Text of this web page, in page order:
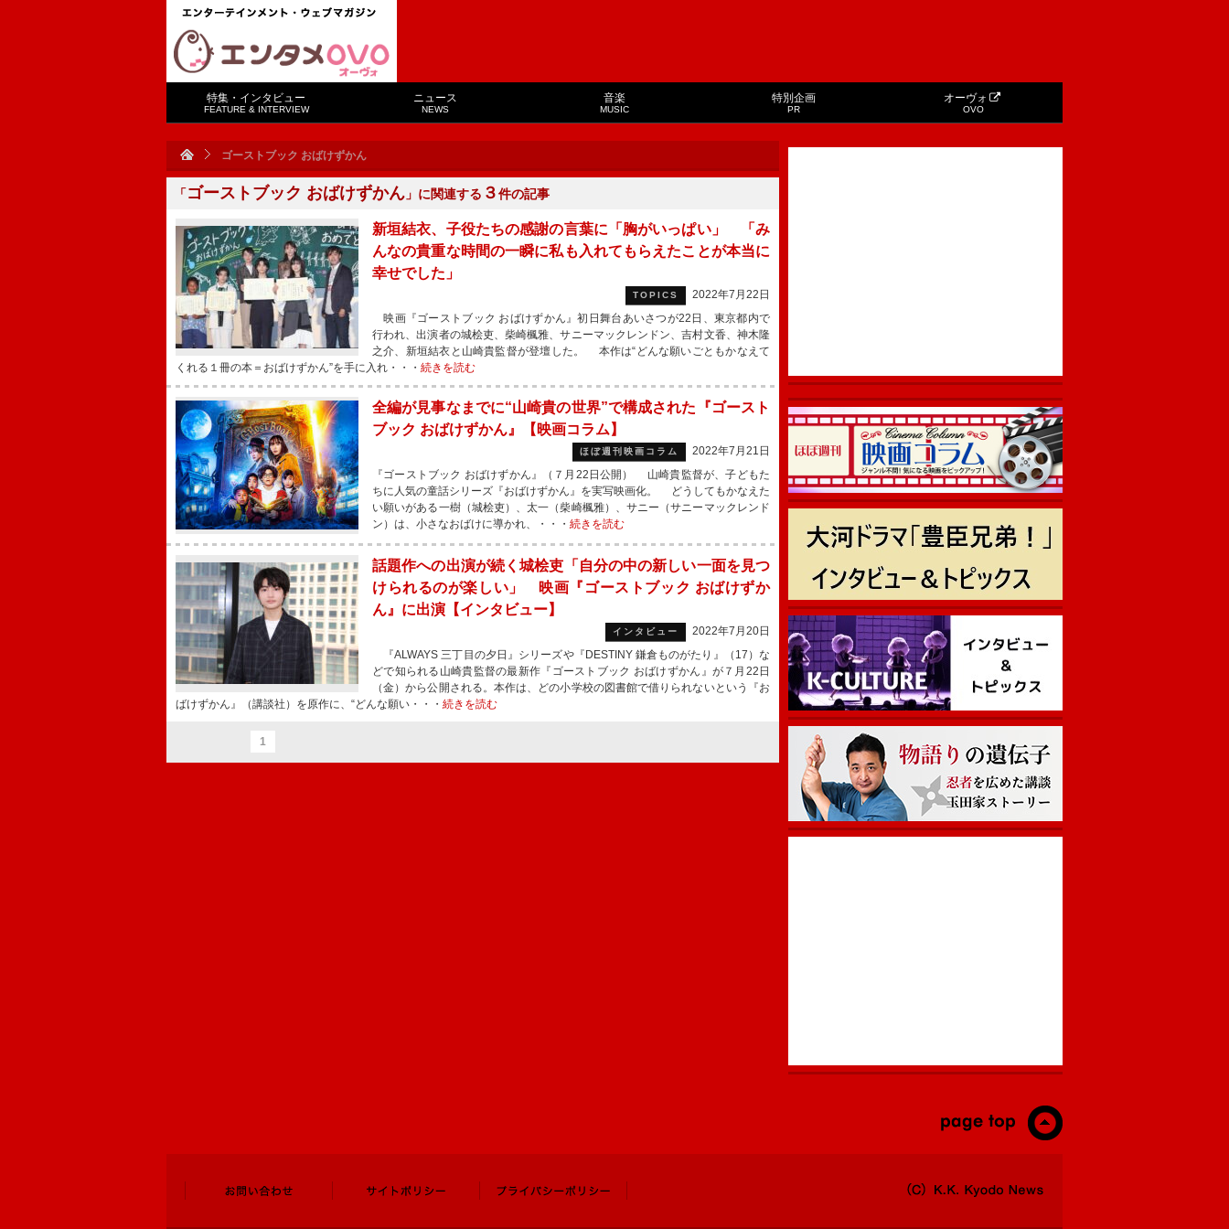
特集・インタビュー
FEATURE & INTERVIEW
ニュース
NEWS
音楽
MUSIC
特別企画
PR
オーヴォ
OVO
ゴーストブック おばけずかん
「ゴーストブック おばけずかん 」に関連する ３件の記事
新垣結衣、子役たちの感謝の言葉に「胸がいっぱい」 「み
んなの貴重な時間の一瞬に私も入れてもらえたことが本当に
幸せでした」
TOPICS
2022年7月22日
映画『ゴーストブック おばけずかん』初日舞台あいさつが22日、東京都内で
行われ、出演者の城桧吏、柴崎楓雅、サニーマックレンドン、吉村文香、神木隆
之介、新垣結衣と山崎貴監督が登壇した。 本作は“どんな願いごともかなえて
くれる１冊の本＝おばけずかん”を手に入れ・・・ 続きを読む
全編が見事なまでに“山崎貴の世界”で構成された『ゴースト
ブック おばけずかん』【映画コラム】
ほぼ週刊映画コラム
2022年7月21日
『ゴーストブック おばけずかん』（７月22日公開） 山崎貴監督が、子どもた
ちに人気の童話シリーズ『おばけずかん』を実写映画化。 どうしてもかなえた
い願いがある一樹（城桧吏）、太一（柴崎楓雅）、サニー（サニーマックレンド
ン）は、小さなおばけに導かれ、・・・ 続きを読む
話題作への出演が続く城桧吏「自分の中の新しい一面を見つ
けられるのが楽しい」 映画『ゴーストブック おばけずか
ん』に出演【インタビュー】
インタビュー
2022年7月20日
『ALWAYS 三丁目の夕日』シリーズや『DESTINY 鎌倉ものがたり』（17）な
どで知られる山崎貴監督の最新作『ゴーストブック おばけずかん』が７月22日
（金）から公開される。本作は、どの小学校の図書館で借りられないという『お
ばけずかん』（講談社）を原作に、“どんな願い・・・ 続きを読む
1